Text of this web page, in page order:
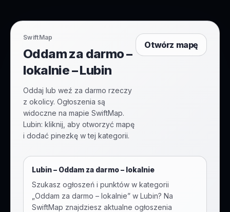
SwiftMap
Oddam za darmo –
lokalnie – Lubin
Oddaj lub weź za darmo rzeczy
z okolicy. Ogłoszenia są
widoczne na mapie SwiftMap.
Lubin: kliknij, aby otworzyć mapę
i dodać pinezkę w tej kategorii.
Otwórz mapę
Lubin– Oddam za darmo – lokalnie
Szukasz ogłoszeń i punktów w kategorii
Oddam za darmo – lokalnie” w Lubin? Na
SwiftMap znajdziesz aktualne ogłoszenia